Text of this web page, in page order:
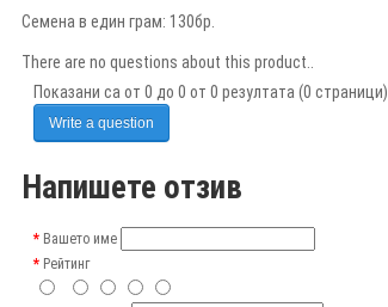
Семена в един грам: 130бр.
There are no questions about this product..
Показани са от 0 до 0 от 0 резултата (0 страници)
Write a question
Напишете отзив
Вашето име
Рейтинг